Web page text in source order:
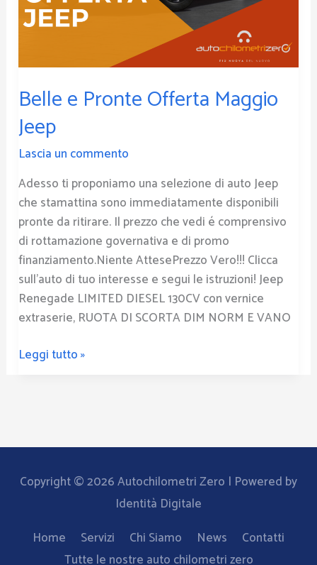
Belle e Pronte Offerta Maggio
Jeep
Lascia un commento
Adesso ti proponiamo una selezione di auto Jeep
che stamattina sono immediatamente disponibili
pronte da ritirare. Il prezzo che vedi é comprensivo
di rottamazione governativa e di promo
finanziamento.Niente AttesePrezzo Vero!!! Clicca
sull’auto di tuo interesse e segui le istruzioni! Jeep
Renegade LIMITED DIESEL 130CV con vernice
extraserie, RUOTA DI SCORTA DIM NORM E VANO
Leggi tutto »
Copyright © 2026Autochilometri Zero | Powered by
Identità Digitale
Home
Servizi Chi Siamo News
Contatti
Tutte le nostre auto chilometri zero